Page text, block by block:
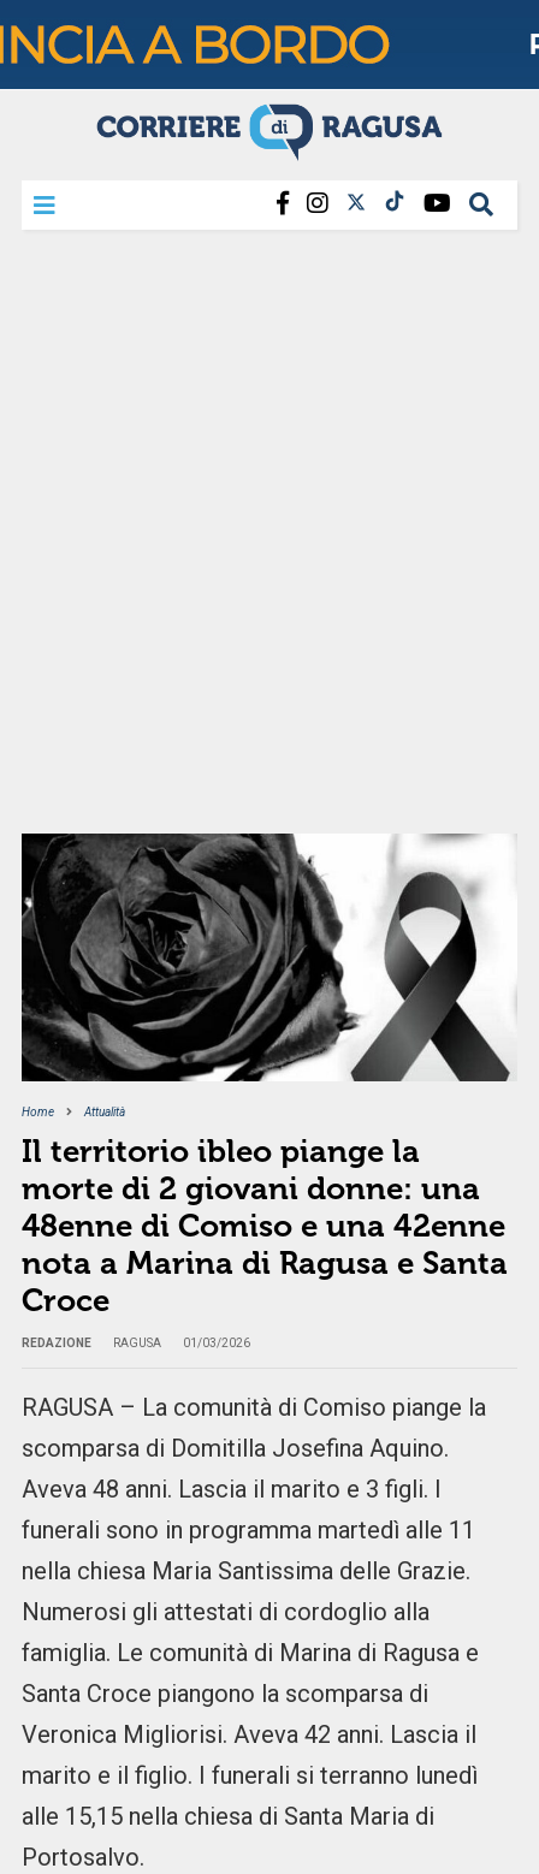
Home Attualità
Il territorio ibleo piange la
morte di 2 giovani donne: una
48enne di Comiso e una 42enne
nota a Marina di Ragusa e Santa
Croce
REDAZIONE RAGUSA 01/03/2026
RAGUSA – La comunità di Comiso piange la
scomparsa di Domitilla Josefina Aquino.
Aveva 48 anni. Lascia il marito e 3 figli. I
funerali sono in programma martedì alle 11
nella chiesa Maria Santissima delle Grazie.
Numerosi gli attestati di cordoglio alla
famiglia. Le comunità di Marina di Ragusa e
Santa Croce piangono la scomparsa di
Veronica Migliorisi. Aveva 42 anni. Lascia il
marito e il figlio. I funerali si terranno lunedì
alle 15,15 nella chiesa di Santa Maria di
Portosalvo.